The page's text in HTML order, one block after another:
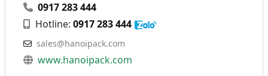
0917 283 444
Hotline:0917 283 444
sales@hanoipack.com
www.hanoipack.com